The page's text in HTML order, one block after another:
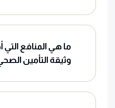
ما هي المنافع
وثيقة التأمين